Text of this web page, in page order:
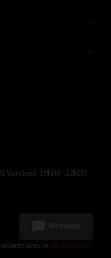
Vendredi 10h00 -12h00
avec le 3D SECURE :